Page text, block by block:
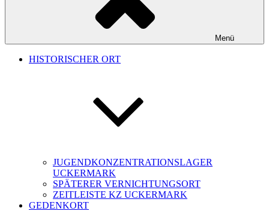
Menü
HISTORISCHER ORT
JUGENDKONZENTRATIONSLAGER
UCKERMARK
SPÄTERER VERNICHTUNGSORT
ZEITLEISTE KZ UCKERMARK
GEDENKORT